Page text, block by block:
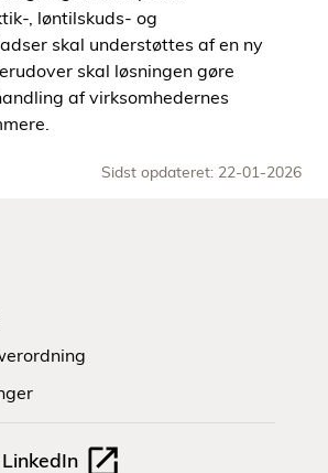
, løntilskuds- og
skal understøttes af en ny
skal løsningen gøre
af virksomhedernes
Sidst opdateret: 22-01-2026